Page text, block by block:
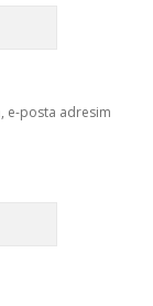
e-posta adresim